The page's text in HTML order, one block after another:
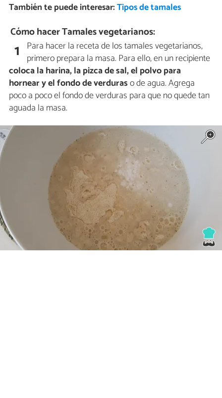
También te puede interesar:Tipos de tamales
Cómo hacer Tamales vegetarianos:
1 Para hacer la receta de los tamales vegetarianos,
primero prepara la masa. Para ello, en un recipiente
coloca la harina, la pizca de sal, el polvo para
hornear y el fondo de verduraso de agua. Agrega
poco a poco el fondo de verduras para que no quede tan
aguada la masa.